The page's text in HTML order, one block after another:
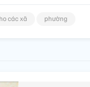
các xã phường